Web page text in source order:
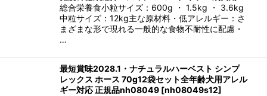
総合栄養食小粒サイズ：600g ・ 1.5kg ・ 3.6kg
中粒サイズ：12kg主な原材料・低アレルギー：さ
まざまな形で現れる一般的な食物不耐性に配慮・
…
最短賞味2028.1・ナチュラルハーベスト シンプ
レックス ホース 70g12袋セット全年齢犬用アレル
ギー対応 正規品nh08049 [nh08049s12]